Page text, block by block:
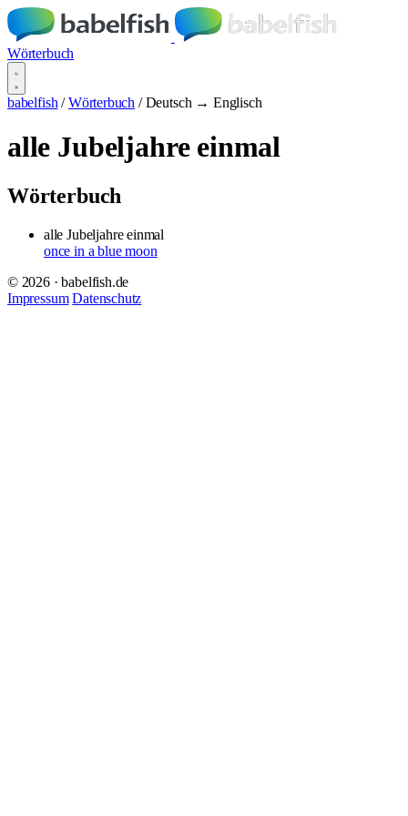
Wörterbuch
babelfish / Wörterbuch / Deutsch → Englisch
alle Jubeljahre einmal
Wörterbuch
alle Jubeljahre einmal
once in a blue moon
© 2026 · babelfish.de
Impressum Datenschutz